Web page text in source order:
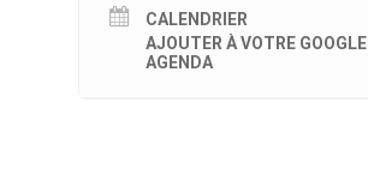
CALENDRIER
AJOUTER À VOTRE GOOGLE
AGENDA